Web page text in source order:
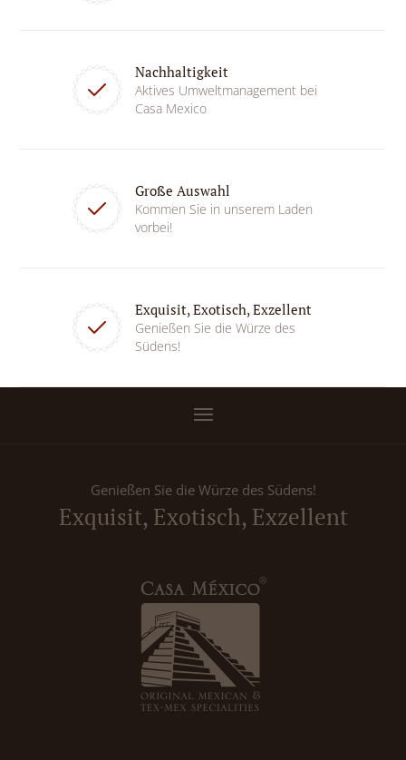
Nachhaltigkeit
Aktives Umweltmanagement bei
Casa Mexico
Große Auswahl
Kommen Sie in unserem Laden
vorbei!
Exquisit, Exotisch, Exzellent
Genießen Sie die Würze des
Südens!
Genießen Sie die Würze des Südens!
Exquisit, Exotisch, Exzellent